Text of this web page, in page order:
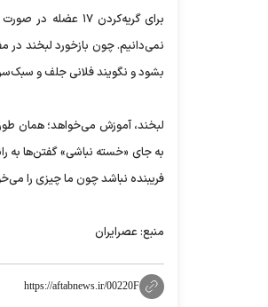
نمی‌دانیم. چون بازخورد لبخند
بشود و نگویند فلانی جلف و
لبخند، آموزش می‌خواهد؛ همان
به جای «خسته نباشی» گفتن‌ها به
فریبنده نباشد چون ما چیزی را
منبع: عصرایران
https://aftabnews.ir/00220F